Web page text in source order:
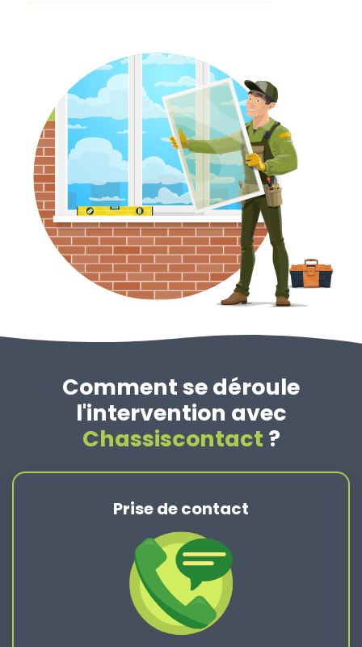
Comment se déroule
l'intervention avec
Chassiscontact ?
Prise de contact